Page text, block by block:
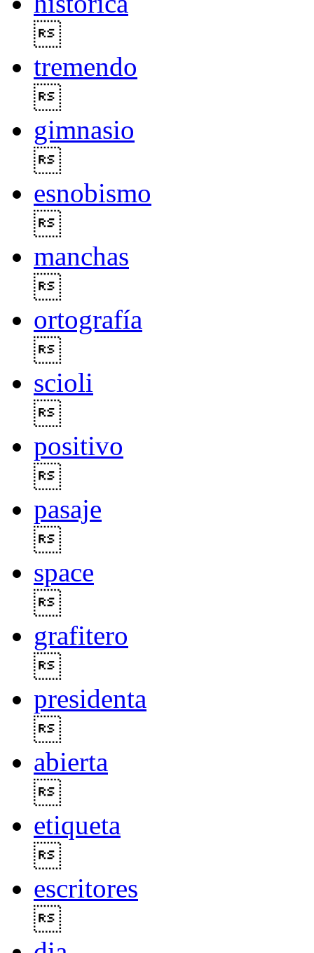
tremendo
gimnasio
esnobismo
manchas
ortografía
scioli
positivo
pasaje
space
grafitero
presidenta
abierta
etiqueta
escritores